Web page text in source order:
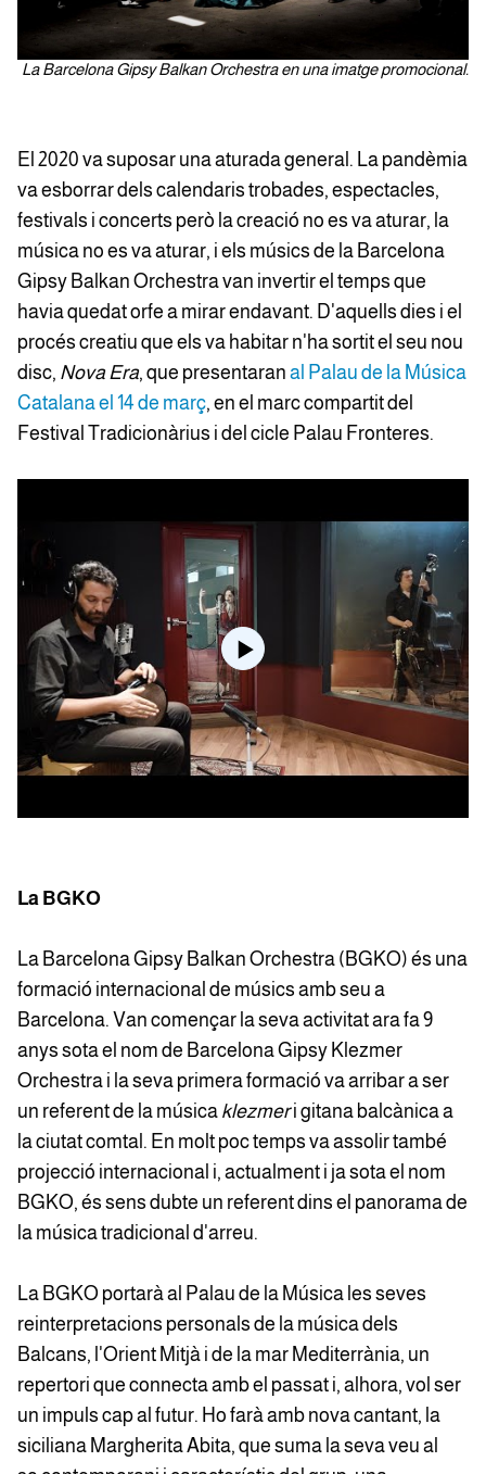
La Barcelona Gipsy Balkan Orchestra en una imatge promocional.
El 2020 va suposar una aturada general. La pandèmia
va esborrar dels calendaris trobades, espectacles,
festivals i concerts però la creació no es va aturar, la
música no es va aturar, i els músics de la Barcelona
Gipsy Balkan Orchestra van invertir el temps que
havia quedat orfe a mirar endavant. D'aquells dies i el
procés creatiu que els va habitar n'ha sortit el seu nou
disc, Nova Era, que presentaran al Palau de la Música
Catalana el 14 de març, en el marc compartit del
Festival Tradicionàrius i del cicle Palau Fronteres.
La BGKO
La Barcelona Gipsy Balkan Orchestra (BGKO) és una
formació internacional de músics amb seu a
Barcelona. Van començar la seva activitat ara fa 9
anys sota el nom de Barcelona Gipsy Klezmer
Orchestra i la seva primera formació va arribar a ser
un referent de la música klezmeri gitana balcànica a
la ciutat comtal. En molt poc temps va assolir també
projecció internacional i, actualment i ja sota el nom
BGKO, és sens dubte un referent dins el panorama de
la música tradicional d'arreu.
La BGKO portarà al Palau de la Música les seves
reinterpretacions personals de la música dels
Balcans, l'Orient Mitjà i de la mar Mediterrània, un
repertori que connecta amb el passat i, alhora, vol ser
un impuls cap al futur. Ho farà amb nova cantant, la
siciliana Margherita Abita, que suma la seva veu al